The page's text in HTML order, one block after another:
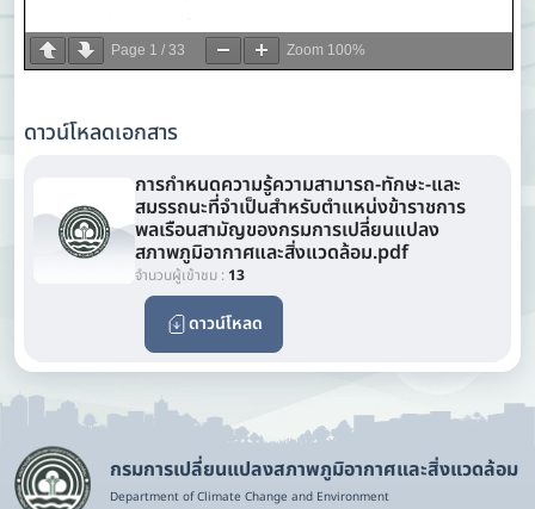
Page 1 / 33 Zoom 100%
ดาวน์โหลดเอกสาร
การกำหนดความรู้ความสามารถ-ทักษะ-และ
สมรรถนะที่จำเป็นสำหรับตำแหน่งข้าราชการ
พลเรือนสามัญของกรมการเปลี่ยนแปลง
สภาพภูมิอากาศและสิ่งแวดล้อม.pdf
จำนวนผู้เข้าชม : 13
ดาวน์โหลด
กรมการเปลี่ยนแปลงสภาพภูมิอากาศและสิ่งแวดล้อม
Department of Climate Change and Environment